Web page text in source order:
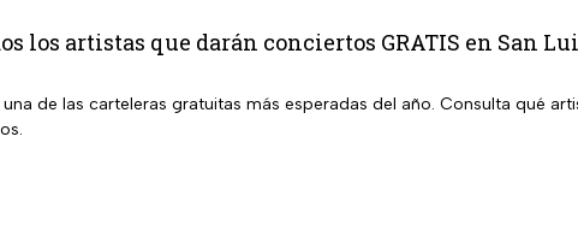
los artistas que darán conciertos GRATIS en San
de las carteleras gratuitas más esperadas del año. Consulta qué